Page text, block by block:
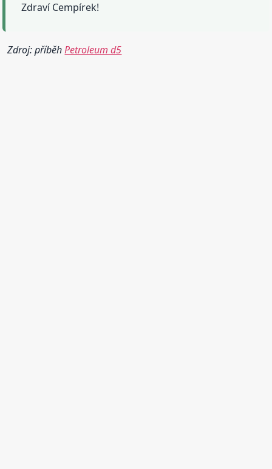
Zdraví Cempírek!
Zdroj: příběhPetroleum d5